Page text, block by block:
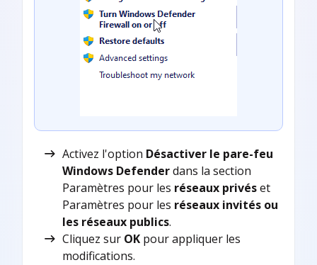
Activez l'option Désactiver le pare-feu
Windows Defenderdans la section
Paramètres pour les réseaux privéset
Paramètres pour les réseaux invités ou
les réseaux publics.
Cliquez sur OK pour appliquer les
modifications.